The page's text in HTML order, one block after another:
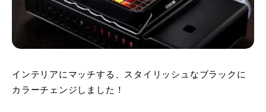
インテリアにマッチする、スタイリッシュなブラックに
カラーチェンジしました！